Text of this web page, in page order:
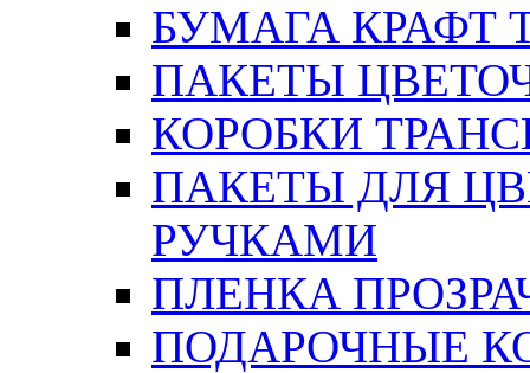
БУМАГА КРАФТ
ПАКЕТЫ
КОРОБКИ
ПАКЕТЫ ДЛЯ
РУЧКАМИ
ПЛЕНКА
ПОДАРОЧНЫЕ